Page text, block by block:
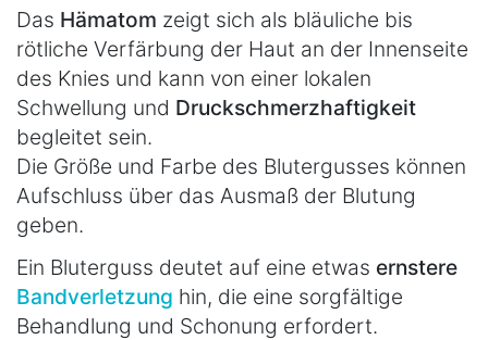
Das Hämatom zeigt sich als bläuliche bis
rötliche Verfärbung der Haut an der Innenseite
des Knies und kann von einer lokalen
Schwellung und Druckschmerzhaftigkeit
begleitet sein.
Die Größe und Farbe des Blutergusses können
Aufschluss über das Ausmaß der Blutung
geben.
Ein Bluterguss deutet auf eine etwas ernstere
Bandverletzung hin, die eine sorgfältige
Behandlung und Schonung erfordert.